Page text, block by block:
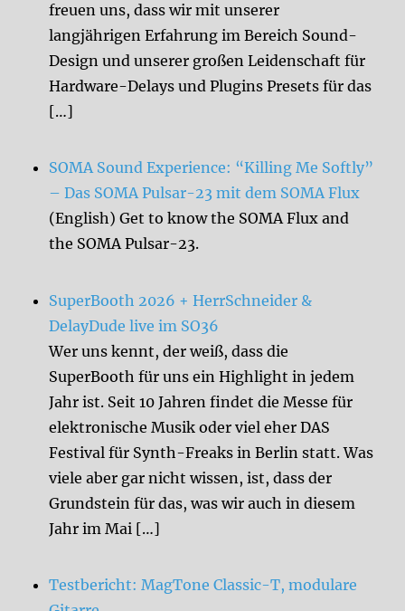
freuen uns, dass wir mit unserer
langjährigen Erfahrung im Bereich Sound-
Design und unserer großen Leidenschaft für
Hardware-Delays und Plugins Presets für das
[…]
SOMA Sound Experience: “Killing Me Softly”
– Das SOMA Pulsar-23 mit dem SOMA Flux
(English) Get to know the SOMA Flux and
the SOMA Pulsar-23.
SuperBooth 2026 + HerrSchneider &
DelayDude live im SO36
Wer uns kennt, der weiß, dass die
SuperBooth für uns ein Highlight in jedem
Jahr ist. Seit 10 Jahren findet die Messe für
elektronische Musik oder viel eher DAS
Festival für Synth-Freaks in Berlin statt. Was
viele aber gar nicht wissen, ist, dass der
Grundstein für das, was wir auch in diesem
Jahr im Mai […]
Testbericht: MagTone Classic-T, modulare